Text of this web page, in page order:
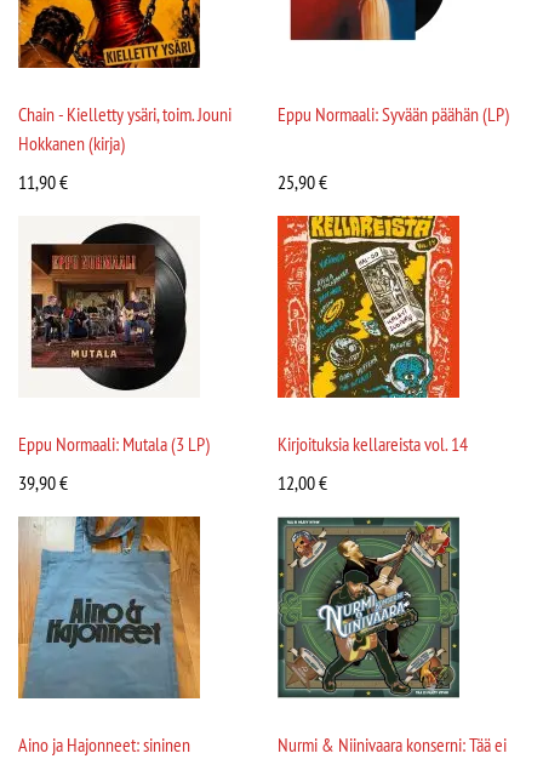
Chain - Kielletty ysäri, toim. Jouni
Hokkanen (kirja)
11,90€
Eppu Normaali: Syvään päähän (LP)
25,90€
Eppu Normaali: Mutala (3 LP)
39,90€
Kirjoituksia kellareista vol. 14
12,00€
Aino ja Hajonneet: sininen
Nurmi & Niinivaara konserni: Tää ei